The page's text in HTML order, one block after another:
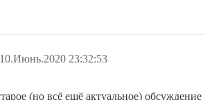
10.Июнь.2020 23:32:53
(но всё ещё актуальное) обсуждение